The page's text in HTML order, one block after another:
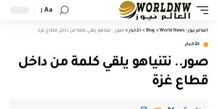
Aa
العالم نيوز - World News >
Blog
> الأخبار > صور.. نتنياهو يلقي كلمة من داخل قطاع غزة
الأخبار
صور.. نتنياهو يلقي كلمة من داخل
قطاع غزة